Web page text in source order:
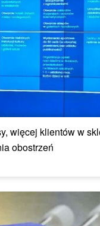
więcej klientów w
obostrzeń